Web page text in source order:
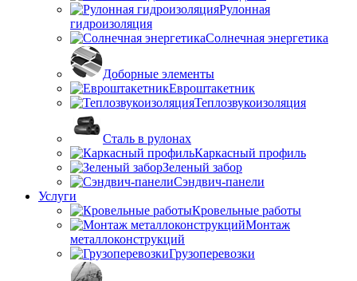
Рулонная
гидроизоляция
Солнечная энергетика
Доборные элементы
Евроштакетник
Теплозвукоизоляция
Сталь в рулонах
Каркасный профиль
Зеленый забор
Сэндвич-панели
Услуги
Кровельные работы
Монтаж
металлоконструкций
Грузоперевозки